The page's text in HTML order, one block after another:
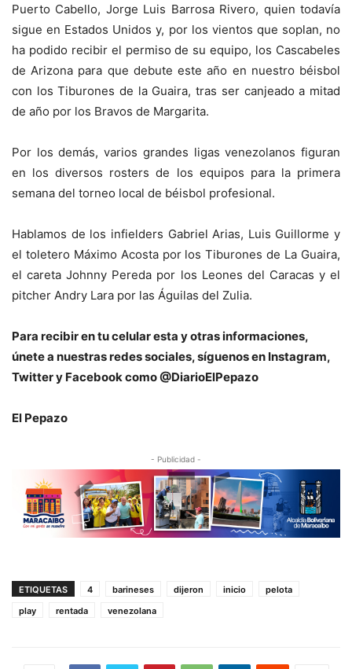
Puerto Cabello, Jorge Luis Barrosa Rivero, quien todavía
sigue en Estados Unidos y, por los vientos que soplan, no
ha podido recibir el permiso de su equipo, los Cascabeles
de Arizona para que debute este año en nuestro béisbol
con los Tiburones de la Guaira, tras ser canjeado a mitad
de año por los Bravos de Margarita.
Por los demás, varios grandes ligas venezolanos figuran
en los diversos rosters de los equipos para la primera
semana del torneo local de béisbol profesional.
Hablamos de los infielders Gabriel Arias, Luis Guillorme y
el toletero Máximo Acosta por los Tiburones de La Guaira,
el careta Johnny Pereda por los Leones del Caracas y el
pitcher Andry Lara por las Águilas del Zulia.
Para recibir en tu celular esta y otras informaciones,
únete a nuestras redes sociales, síguenos en Instagram,
Twitter y Facebook como @DiarioElPepazo
El Pepazo
- Publicidad -
ETIQUETAS 4 barineses dijeron inicio
pelota
play
rentada venezolana